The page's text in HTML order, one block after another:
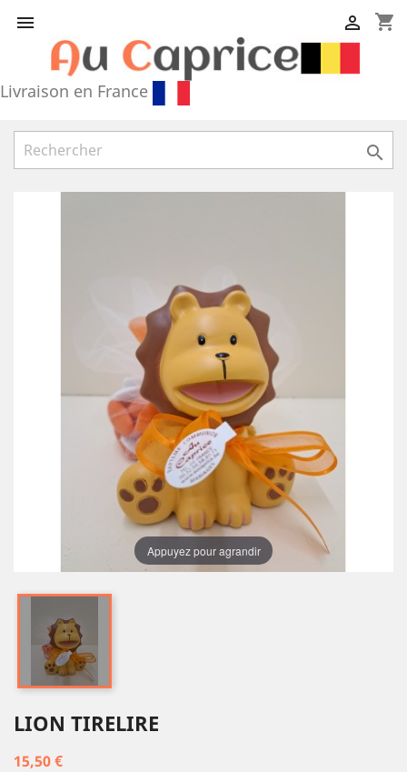
 shopping_cart

Livraison en France

Appuyez pour agrandir
LION TIRELIRE
15,50 €